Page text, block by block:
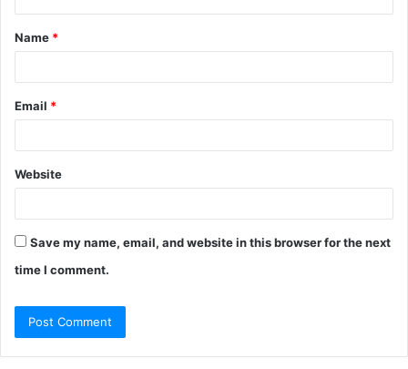
t
*
Name *
Email *
Website
Save my name, email, and website in this browser for the next
time I comment.